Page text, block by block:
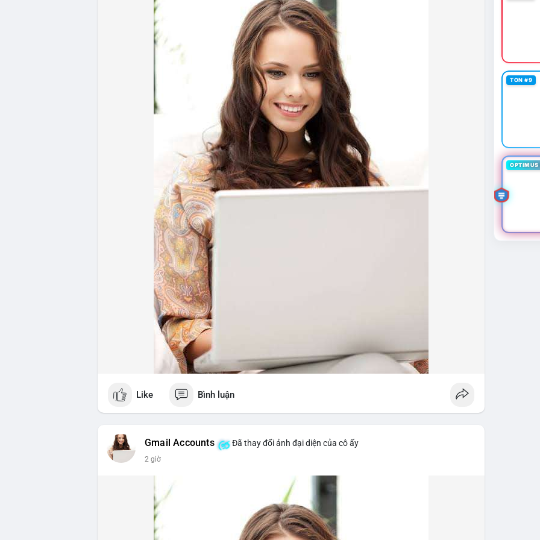
- Quy định & Pháp lý: Brazil công bố quy định mới có hiệu lực từ 1/1/2027, yêu cầu tạm dừng
24h đối với các giao dịch crypto trên 10.000 USD chuyển sang nhà cung cấp nước ngoài
hoặc ví tự quản. Fork BIP-110 của Bitcoin khai thác thành công 2 block rồi dừng do thiếu
hashpower, khoảng cách giữa các block kéo dài nhiều giờ.
Lời khuyên từ chuyên gia: Thị trường đang trong giai đoạn tích lũy với tâm lý sợ hãi chiếm
ưu thế. Nhà đầu tư nên tránh FOMO, tập trung quản trị rủi ro và chờ đợi tín hiệu rõ ràng hơn
từ dòng vốn ETF (tuần tốt nhất kể từ tháng 4 với 1 tỷ USD) trước khi gia tăng vị thế.
Xem chi tiết các bài viết đầy đủ tại dòng thời gian của Vlike.vn!
#feargreedindex #bip110fork #brazilcryptoregulation
Like Bình luận
Gmail Accounts Đã thay đổi ảnh đại diện của cô ấy
2 giờ
TON #9
OPTIMUS